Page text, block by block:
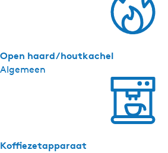
Algemeen
Open haard/houtkachel
Koffiezetapparaat